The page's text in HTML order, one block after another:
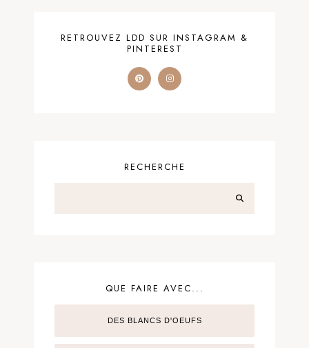
RETROUVEZ LDD SUR INSTAGRAM &
PINTEREST
RECHERCHE
QUE FAIRE AVEC...
DES BLANCS D'OEUFS